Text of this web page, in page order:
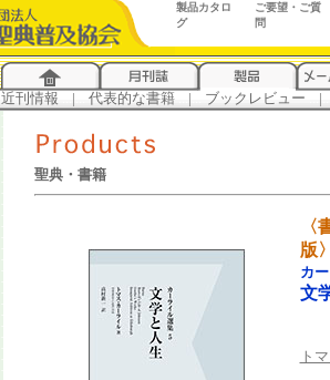
製品カタロ
グ
ご要望・ご質
問
近刊情報 | 代表的な書籍 | ブックレビュー |
聖典・書籍
版
カ
文
ト